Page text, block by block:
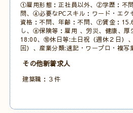
①雇用形態：正社員以外、②学歴：不
問、④必要なPCスキル：ワード・エク
資格：不問、年齢：不問、⑦賃金：
し、⑧保険等：雇用 、労災、健康、厚
18:00、⑩休日等:土日祝（週休２日）
回）、産業分類:速記・ワープロ・複写
その他新着求人
建築職：３件